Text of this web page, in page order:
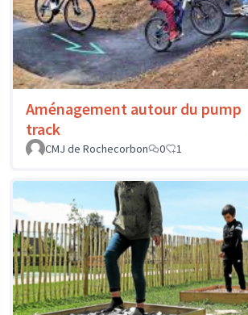
Aménagement autour du pump
track
CMJ de Rochecorbon
0 1